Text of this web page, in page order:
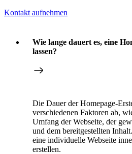
Kontakt aufnehmen
Wie lange dauert es, eine
lassen?
Die Dauer der Homepage-
verschiedenen Faktoren ab,
Umfang der Webseite, der
und dem bereitgestellten
eine individuelle Webseite
erstellen.